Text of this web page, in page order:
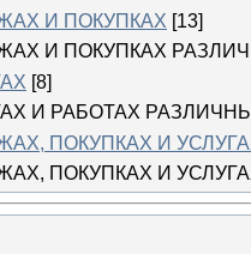
И ПОКУПКАХ [13]
И ПОКУПКАХ
[8]
И РАБОТАХ
ПОКУПКАХ И
ПОКУПКАХ И